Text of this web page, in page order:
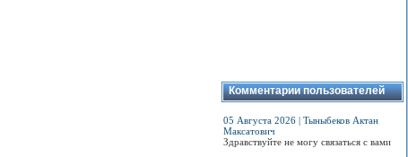
Комментарии пользователей
05 Августа 2026 | Тыныбеков Актан
Максатович
Здравствуйте не могу связаться с вами